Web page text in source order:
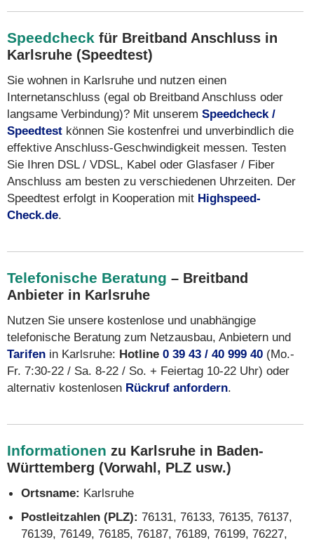
Speedcheck für Breitband Anschluss in
Karlsruhe (Speedtest)
Sie wohnen in Karlsruhe und nutzen einen
Internetanschluss (egal ob Breitband Anschluss oder
langsame Verbindung)? Mit unserem Speedcheck /
Speedtest können Sie kostenfrei und unverbindlich die
effektive Anschluss-Geschwindigkeit messen. Testen
Sie Ihren DSL / VDSL, Kabel oder Glasfaser / Fiber
Anschluss am besten zu verschiedenen Uhrzeiten. Der
Speedtest erfolgt in Kooperation mit Highspeed-
Check.de.
Telefonische Beratung – Breitband
Anbieter in Karlsruhe
Nutzen Sie unsere kostenlose und unabhängige
telefonische Beratung zum Netzausbau, Anbietern und
Tarifen in Karlsruhe: Hotline 0 39 43 / 40 999 40 (Mo.-
Fr. 7:30-22 / Sa. 8-22 / So. + Feiertag 10-22 Uhr) oder
alternativ kostenlosen Rückruf anfordern.
Informationen zu Karlsruhe in Baden-
Württemberg (Vorwahl, PLZ usw.)
Ortsname: Karlsruhe
Postleitzahlen (PLZ): 76131, 76133, 76135, 76137,
76139, 76149, 76185, 76187, 76189, 76199, 76227,